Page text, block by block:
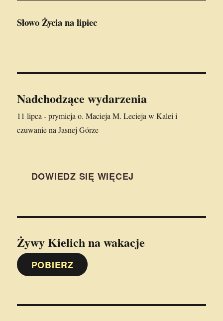
Słowo Życiana lipiec
Nadchodzące wydarzenia
11 lipca - prymicja o. Macieja M. Lecieja w Kalei i
czuwanie na Jasnej Górze
DOWIEDZ SIĘ WIĘCEJ
Żywy Kielichna wakacje
POBIERZ